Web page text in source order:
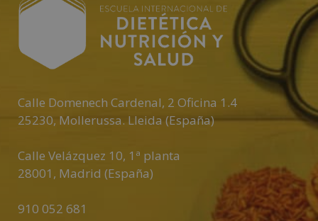
Calle Domenech Cardenal, 2 Oficina 1.4
25230, Mollerussa. Lleida (España)
Calle Velázquez 10, 1ª planta
28001 , Madrid (España)
910 052 681